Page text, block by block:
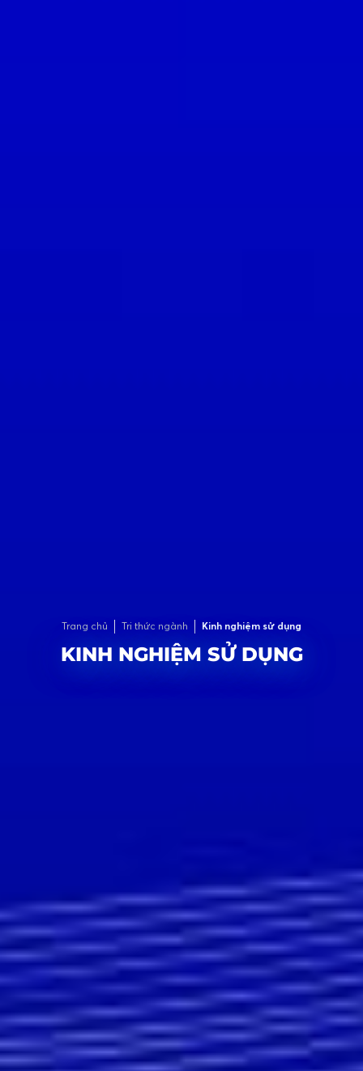
Trang chủ Tri thức ngành Kinh nghiệm sử dụng
KINH NGHIỆM SỬ DỤNG